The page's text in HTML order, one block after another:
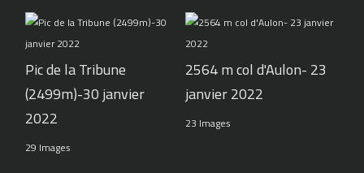
Pic de la Tribune
(2499m)-30 janvier
2022
29 Images
2564 m col d'Aulon- 23
janvier 2022
23 Images